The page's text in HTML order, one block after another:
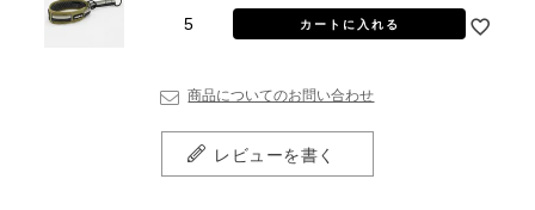
5 カートに入れる
商品についてのお問い合わせ
レビューを書く